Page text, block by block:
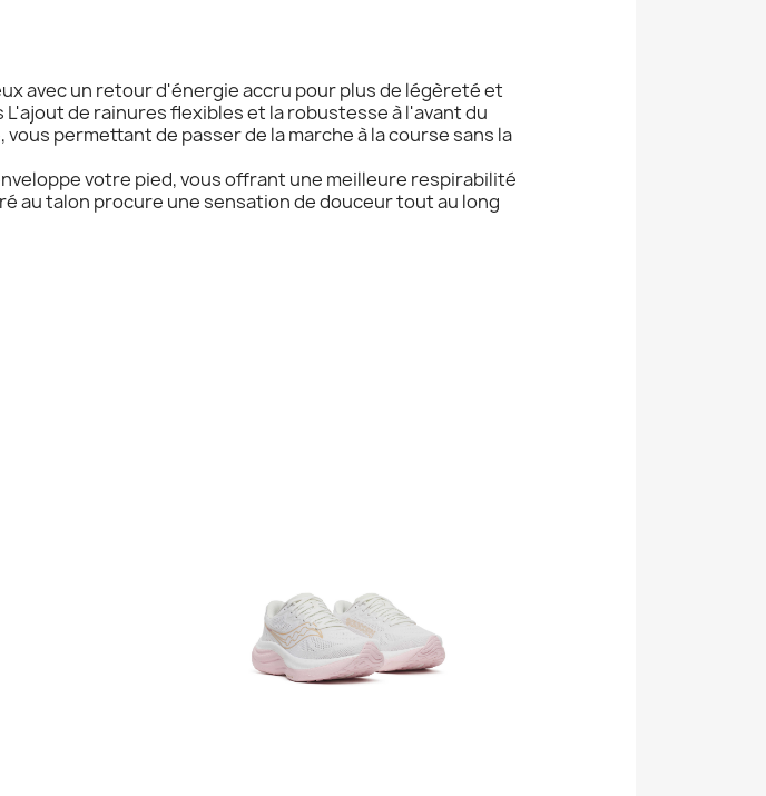
avec un retour d'énergie accru pour plus de légèreté et
de rainures flexibles et la robustesse à l'avant du
permettant de passer de la marche à la course sans la
votre pied, vous offrant une meilleure respirabilité
au talon procure une sensation de douceur tout au long